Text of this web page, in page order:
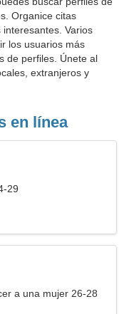
Organice citas
Varios
los usuarios más
de perfiles. Únete al
extranjeros y
en línea
29
a una mujer 26-28